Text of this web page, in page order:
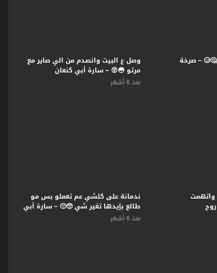
– صرخة
وصل ع البيت وانصدم من الي صاير مع
مرتو 😳😲 – سارة أبي كنعان
#صرخة_روح
منذ 6 أشهر
واتهمت
ندمانة على كلشي عم تعملو بس مو
طالع بإيدها تغير شي 🥺😔 – سارة أبي
كنعان #صرخة_روح
منذ 6 أشهر